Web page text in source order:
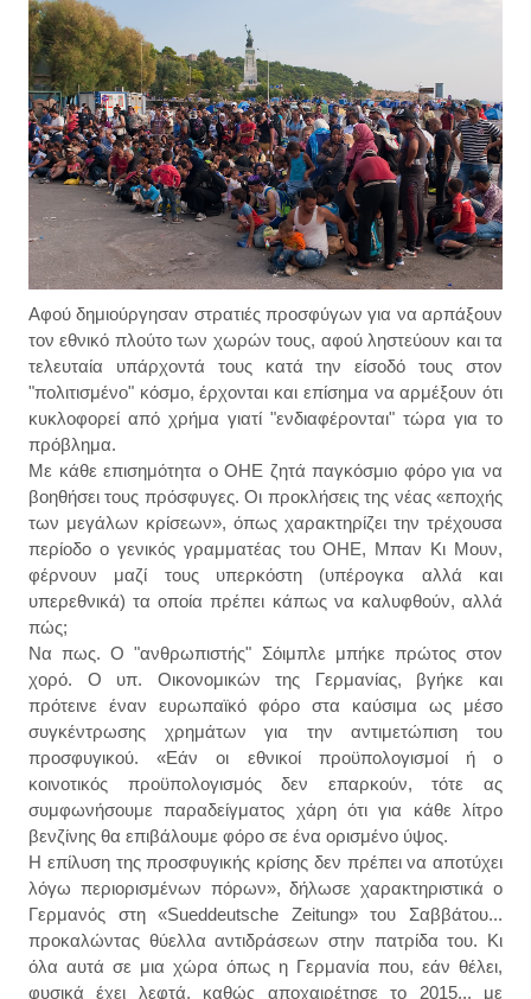
Αφού δημιούργησαν στρατιές προσφύγων για να αρπάξουν
τον εθνικό πλούτο των χωρών τους, αφού ληστεύουν και τα
τελευταία υπάρχοντά τους κατά την είσοδό τους στον
"πολιτισμένο" κόσμο, έρχονται και επίσημα να αρμέξουν ότι
κυκλοφορεί από χρήμα γιατί "ενδιαφέρονται" τώρα για το
πρόβλημα.
Με κάθε επισημότητα ο ΟΗΕ ζητά παγκόσμιο φόρο για να
βοηθήσει τους πρόσφυγες. Οι προκλήσεις της νέας «εποχής
των μεγάλων κρίσεων», όπως χαρακτηρίζει την τρέχουσα
περίοδο ο γενικός γραμματέας του ΟΗΕ, Μπαν Κι Μουν,
φέρνουν μαζί τους υπερκόστη (υπέρογκα αλλά και
υπερεθνικά) τα οποία πρέπει κάπως να καλυφθούν, αλλά
πώς;
Να πως. Ο "ανθρωπιστής" Σόιμπλε μπήκε πρώτος στον
χορό. Ο υπ. Οικονομικών της Γερμανίας, βγήκε και
πρότεινε έναν ευρωπαϊκό φόρο στα καύσιμα ως μέσο
συγκέντρωσης χρημάτων για την αντιμετώπιση του
προσφυγικού. «Εάν οι εθνικοί προϋπολογισμοί ή ο
κοινοτικός προϋπολογισμός δεν επαρκούν, τότε ας
συμφωνήσουμε παραδείγματος χάρη ότι για κάθε λίτρο
βενζίνης θα επιβάλουμε φόρο σε ένα ορισμένο ύψος.
Η επίλυση της προσφυγικής κρίσης δεν πρέπει να αποτύχει
λόγω περιορισμένων πόρων», δήλωσε χαρακτηριστικά ο
Γερμανός στη «Sueddeutsche Zeitung» του Σαββάτου...
προκαλώντας θύελλα αντιδράσεων στην πατρίδα του. Κι
όλα αυτά σε μια χώρα όπως η Γερμανία που, εάν θέλει,
φυσικά έχει λεφτά, καθώς αποχαιρέτησε το 2015... με